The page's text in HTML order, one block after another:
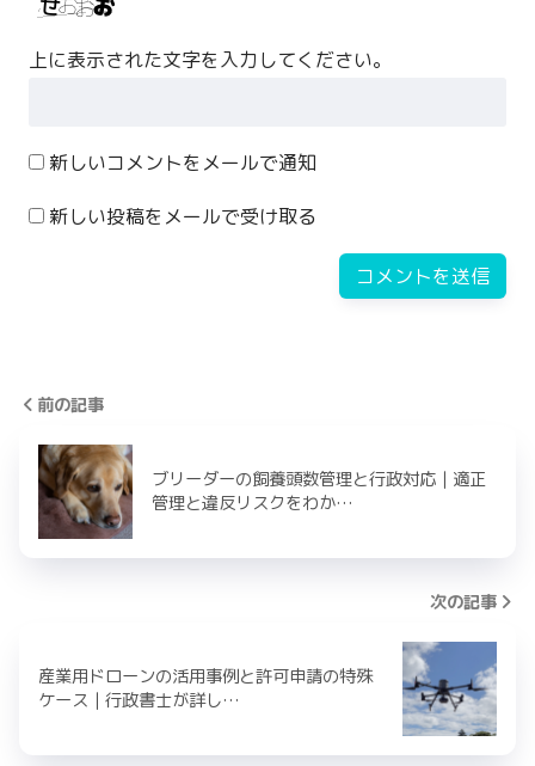
上に表示された文字を入力してください。
新しいコメントをメールで通知
新しい投稿をメールで受け取る
前の記事
ブリーダーの飼養頭数管理と行政対応｜適正
管理と違反リスクをわか…
次の記事
産業用ドローンの活用事例と許可申請の特殊
ケース｜行政書士が詳し…